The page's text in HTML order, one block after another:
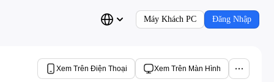
Máy Khách PC Đăng Nhập
Xem Trên Điện Thoại Xem Trên Màn Hình